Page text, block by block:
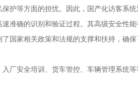
护等方面的担忧。因此，国产化访客系
准确的识别和验证过程。其高级安全性
国家相关政策和法规的支撑和扶持，确保
、入厂安全培训、货车管控、车辆管理系统